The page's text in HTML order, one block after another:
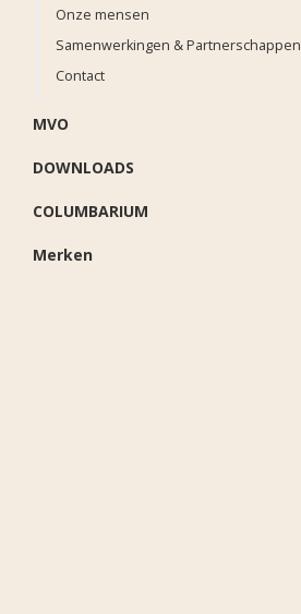
Onze mensen
Samenwerkingen & Partnerschappen
Contact
MVO
DOWNLOADS
COLUMBARIUM
Merken